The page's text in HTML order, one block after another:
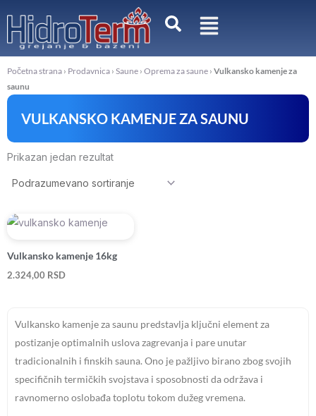
sadržaj
Početna strana › Prodavnica › Saune › Oprema za saune › Vulkansko kamenje za
saunu
VULKANSKO KAMENJE ZA SAUNU
Prikazan jedan rezultat
Vulkansko kamenje 16kg
2.324,00 RSD
Vulkansko kamenje za saunu predstavlja ključni element za
postizanje optimalnih uslova zagrevanja i pare unutar
tradicionalnih i finskih sauna. Ono je pažljivo birano zbog svojih
specifičnih termičkih svojstava i sposobnosti da održava i
ravnomerno oslobađa toplotu tokom dužeg vremena.